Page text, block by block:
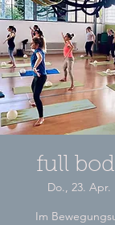
full
Do., 23. Apr.
Im